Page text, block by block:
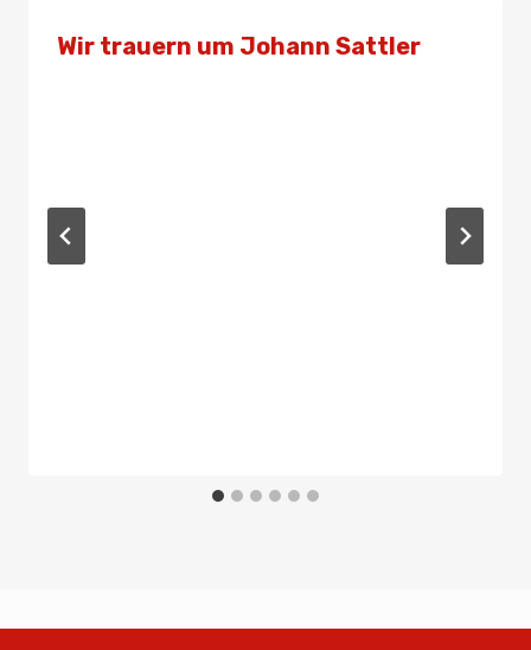
Wir trauern um Johann Sattler